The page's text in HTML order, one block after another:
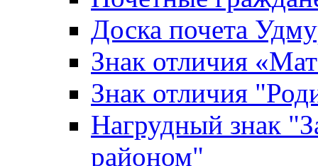
Доска почета
Знак отличия
Знак отличия
Нагрудный знак
районом"